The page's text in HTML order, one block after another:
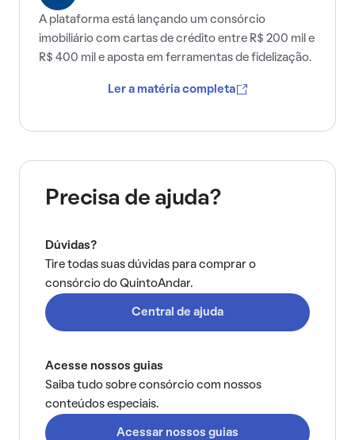
A plataforma está lançando um consórcio
imobiliário com cartas de crédito entre R$ 200 mil e
R$ 400 mil e aposta em ferramentas de fidelização.
Ler a matéria completa
Precisa de ajuda?
Dúvidas?
Tire todas suas dúvidas para comprar o
consórcio do QuintoAndar.
Central de ajuda
Acesse nossos guias
Saiba tudo sobre consórcio com nossos
conteúdos especiais.
Acessar nossos guias